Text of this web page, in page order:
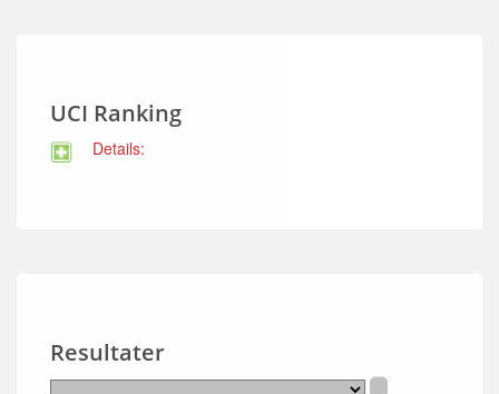
UCI Ranking
Details:
Resultater